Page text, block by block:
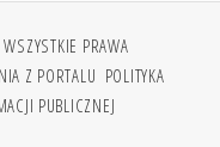
PRAWA
Z PORTALU POLITYKA
PUBLICZNEJ